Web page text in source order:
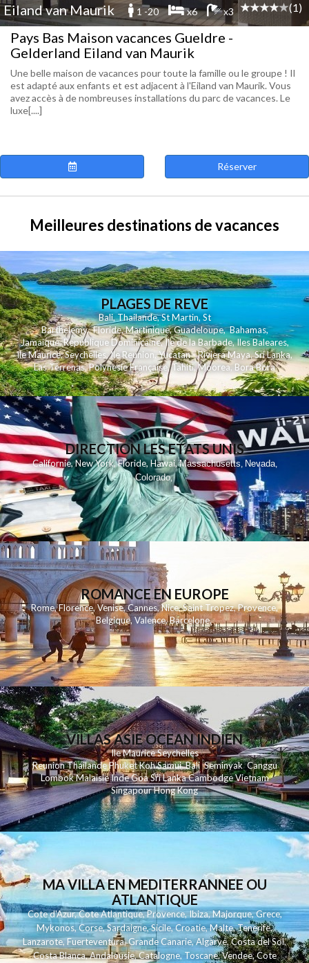
Eiland van Maurik 1 -20 x6 x3 (1)
Pays Bas Maison vacances Gueldre -
Gelderland Eiland van Maurik
Une belle maison de vacances pour toute la famille ou le groupe ! Il
est adapté aux enfants et est adjacent à l'Eiland van Maurik. Vous
avez accès à de nombreuses installations du parc de vacances. Le
luxe[....]
Réserver
Meilleures destinations de vacances
PLAGES DE REVE
Bali,Thailande,St Martin,St
Barthelemy,Floride,Martinique,Guadeloupe,Bahamas,
Jamaique,Republique Dominicaine,Ile de la Barbade,Iles Baleares,
Ile Maurice,Seychelles,Ile Reunion ,Yucatan - Riviera Maya,Sri Lanka,
Las Terrenas,Polynesie Française,Tahiti,Moorea, Bora Bora
DIRECTION LES ETATS UNIS
Californie,New York,Floride,Hawai,Massachusetts, Nevada,
Colorado,
ROMANCE EN EUROPE
Rome,Florence,Venise,Cannes,Nice,Saint Tropez,Provence,
Belgique,Valence,Barcelone,
VILLAS ASIE OCEAN INDIEN
Ile MauriceSeychelles
ReunionThailandePhuketKohSamui Bali SeminyakCanggu
LombokMalaisieIndeGoaSri LankaCambodgeVietnam
SingapourHong Kong
MA VILLA EN MEDITERRANNEE OU
ATLANTIQUE
Cote d'Azur,Cote Atlantique,Provence,Ibiza,Majorque,Grece,
Mykonos,Corse,Sardaigne,Sicile,Croatie,Malte,Tenerife,
Lanzarote,Fuerteventura,Grande Canarie,Algarve,Costa del Sol,
Costa Blanca,Andalousie,Catalogne,Toscane,Vendee,Cote